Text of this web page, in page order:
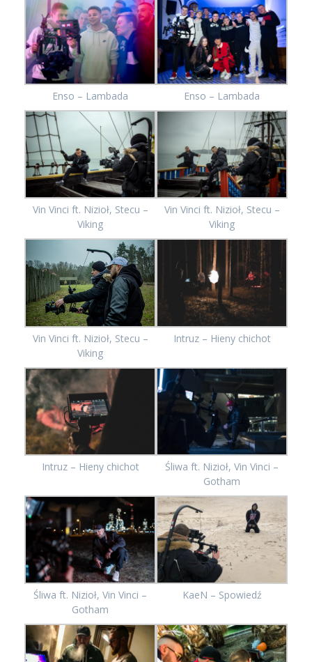
Enso – Lambada Enso – Lambada
Vin Vinci ft. Nizioł, Stecu –
Viking
Vin Vinci ft. Nizioł, Stecu –
Viking
Vin Vinci ft. Nizioł, Stecu –
Viking
Intruz – Hieny chichot
Intruz – Hieny chichot
Śliwa ft. Nizioł, Vin Vinci –
Gotham
Śliwa ft. Nizioł, Vin Vinci –
Gotham
KaeN – Spowiedź